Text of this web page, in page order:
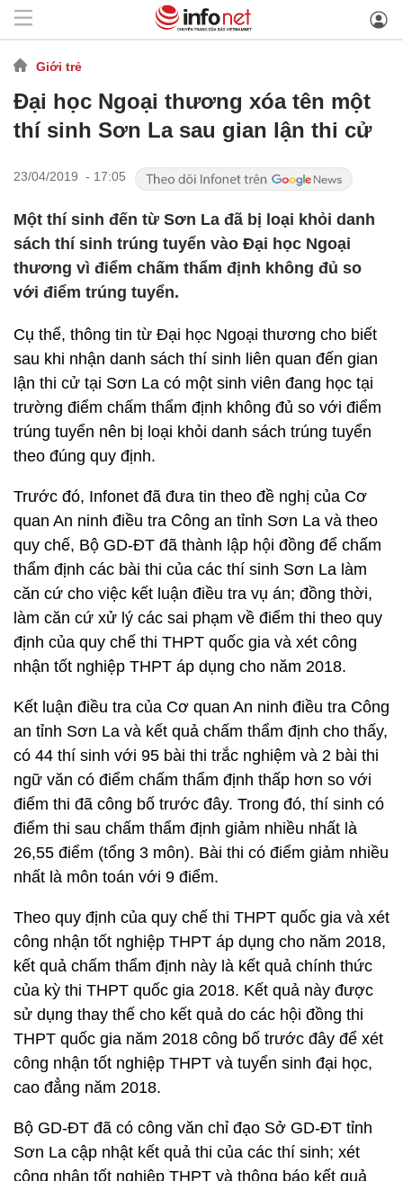
Giới trẻ
Đại học Ngoại thương xóa tên một
thí sinh Sơn La sau gian lận thi cử
23/04/2019 - 17:05
Một thí sinh đến từ Sơn La đã bị loại khỏi danh
sách thí sinh trúng tuyển vào Đại học Ngoại
thương vì điểm chấm thẩm định không đủ so
với điểm trúng tuyển.
Cụ thể, thông tin từ Đại học Ngoại thương cho biết
sau khi nhận danh sách thí sinh liên quan đến gian
lận thi cử tại Sơn La có một sinh viên đang học tại
trường điểm chấm thẩm định không đủ so với điểm
trúng tuyển nên bị loại khỏi danh sách trúng tuyển
theo đúng quy định.
Trước đó, Infonet đã đưa tin theo đề nghị của Cơ
quan An ninh điều tra Công an tỉnh Sơn La và theo
quy chế, Bộ GD-ĐT đã thành lập hội đồng để chấm
thẩm định các bài thi của các thí sinh Sơn La làm
căn cứ cho việc kết luận điều tra vụ án; đồng thời,
làm căn cứ xử lý các sai phạm về điểm thi theo quy
định của quy chế thi THPT quốc gia và xét công
nhận tốt nghiệp THPT áp dụng cho năm 2018.
Kết luận điều tra của Cơ quan An ninh điều tra Công
an tỉnh Sơn La và kết quả chấm thẩm định cho thấy,
có 44 thí sinh với 95 bài thi trắc nghiệm và 2 bài thi
ngữ văn có điểm chấm thẩm định thấp hơn so với
điểm thi đã công bố trước đây. Trong đó, thí sinh có
điểm thi sau chấm thẩm định giảm nhiều nhất là
26,55 điểm (tổng 3 môn). Bài thi có điểm giảm nhiều
nhất là môn toán với 9 điểm.
Theo quy định của quy chế thi THPT quốc gia và xét
công nhận tốt nghiệp THPT áp dụng cho năm 2018,
kết quả chấm thẩm định này là kết quả chính thức
của kỳ thi THPT quốc gia 2018. Kết quả này được
sử dụng thay thế cho kết quả do các hội đồng thi
THPT quốc gia năm 2018 công bố trước đây để xét
công nhận tốt nghiệp THPT và tuyển sinh đại học,
cao đẳng năm 2018.
Bộ GD-ĐT đã có công văn chỉ đạo Sở GD-ĐT tỉnh
Sơn La cập nhật kết quả thi của các thí sinh; xét
công nhận tốt nghiệp THPT và thông báo kết quả